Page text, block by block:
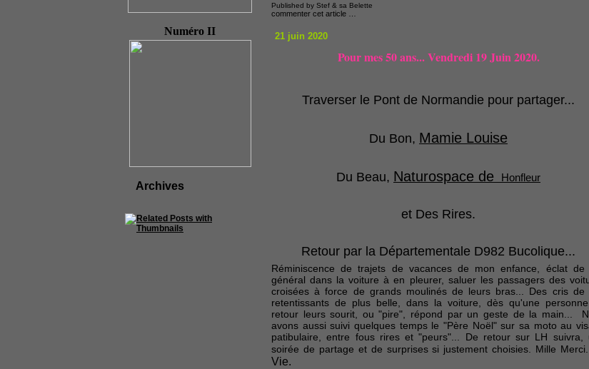
Numéro II
Archives
Published by Stef & sa Belette
commenter cet article
21 juin 2020
Pour mes 50 ans... Vendredi 19 Juin 2020.
Traverser le Pont de Normandie pour partager...
Du Bon, Mamie Louise
Du Beau, Naturospace de Honfleur
et Des Rires.
Retour par la Départementale D982 Bucolique...
Réminiscence de trajets de vacances de mon enfance, éclat de
général dans la voiture à en pleurer, saluer les passagers des
croisées à force de grands moulinés de leurs bras... Des cris de
retentissants de plus belle, dans la voiture, dès qu'une
retour leurs sourit, ou "pire", répond par un geste de la main...
avons aussi suivi quelques temps le "Père Noël" sur sa moto au
patibulaire, entre fous rires et "peurs"... De retour sur LH suivra,
soirée de partage et de surprises si justement choisies. Mille Merci.
Vie.